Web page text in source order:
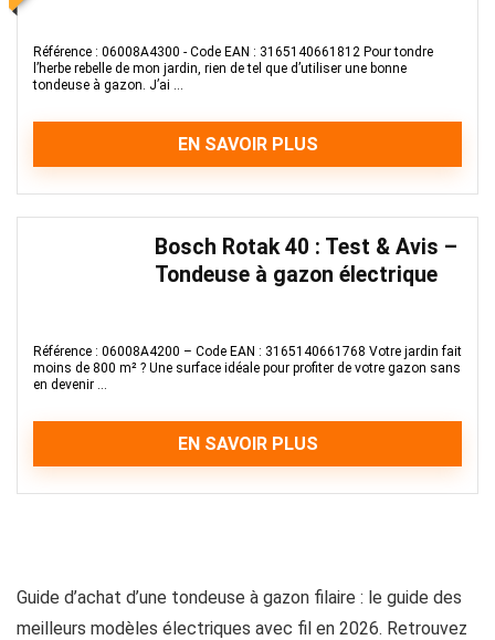
Référence : 06008A4300 - Code EAN : 3165140661812 Pour tondre
l’herbe rebelle de mon jardin, rien de tel que d’utiliser une bonne
tondeuse à gazon. J’ai ...
EN SAVOIR PLUS
Bosch Rotak 40 : Test & Avis –
Tondeuse à gazon électrique
Référence : 06008A4200 – Code EAN : 3165140661768 Votre jardin fait
moins de 800 m² ? Une surface idéale pour profiter de votre gazon sans
en devenir ...
EN SAVOIR PLUS
Guide d’achat d’une tondeuse à gazon filaire : le guide des
meilleurs modèles électriques avec fil en 2026. Retrouvez